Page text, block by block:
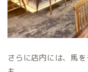
さらに店内には、馬